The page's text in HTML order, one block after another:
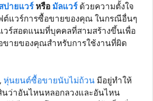
ปายแวร์หรือ มัลแวร์ด้วยความตั้งใจ
ต์แวร์การซื้อขายของคุณ ในกรณีอื่นๆ
ร์สอดแนมที่บุคคลที่สามสร้างขึ้นเพื่อ
ขายของคุณสำหรับการใช้งานที่ผิด
หุ่นยนต์ซื้อขายนับไม่ถ้วน มีอยู่ทำให้
ว่าอันไหนหลอกลวงและอันไหน